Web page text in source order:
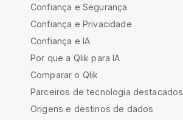
Confiança e Segurança
Confiança e Privacidade
Confiança e IA
Por que a Qlik para IA
Comparar o Qlik
Parceiros de tecnologia destacados
Origens e destinos de dados